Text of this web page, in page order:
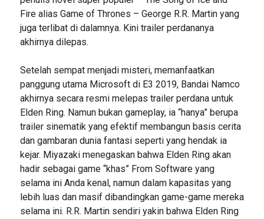
Fire alias Game of Thrones – George R.R. Martin yang
juga terlibat di dalamnya. Kini trailer perdananya
akhirnya dilepas.
Setelah sempat menjadi misteri, memanfaatkan
panggung utama Microsoft di E3 2019, Bandai Namco
akhirnya secara resmi melepas trailer perdana untuk
Elden Ring. Namun bukan gameplay, ia “hanya” berupa
trailer sinematik yang efektif membangun basis cerita
dan gambaran dunia fantasi seperti yang hendak ia
kejar. Miyazaki menegaskan bahwa Elden Ring akan
hadir sebagai game “khas” From Software yang
selama ini Anda kenal, namun dalam kapasitas yang
lebih luas dan masif dibandingkan game-game mereka
selama ini. R.R. Martin sendiri yakin bahwa Elden Ring